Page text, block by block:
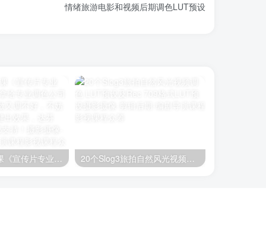
情绪旅游电影和视频后期调色LUT预设
kang调色实验课《宣传片专业户》 调色预设。拿给专业调色公司成本太大，自己做又调不好，不妨试试此LUT，一键出效果，达芬奇、Pr、FCPX都支持！ 20个Slog3旅拍自然风光视频调色 LUT预设及Rec 709格式LUT预设